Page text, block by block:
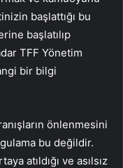
başlattığı bu
başlatılıp
TFF Yönetim
bir bilgi
önlenmesini
bu değildir.
atıldığı ve asılsız